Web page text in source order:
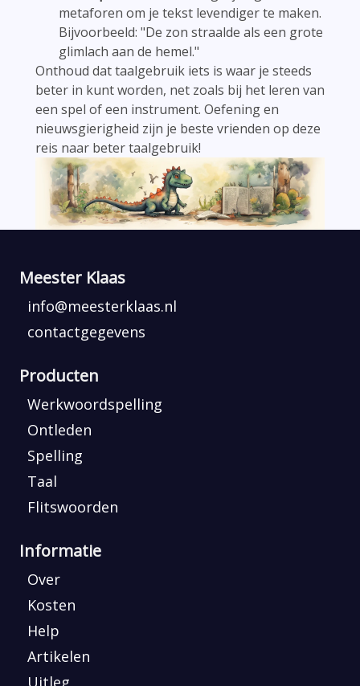
metaforen om je tekst levendiger te maken.
Bijvoorbeeld: "De zon straalde als een grote
glimlach aan de hemel."
Onthoud dat taalgebruik iets is waar je steeds
beter in kunt worden, net zoals bij het leren van
een spel of een instrument. Oefening en
nieuwsgierigheid zijn je beste vrienden op deze
reis naar beter taalgebruik!
Meester Klaas
info@meesterklaas.nl
contactgegevens
Producten
Werkwoordspelling
Ontleden
Spelling
Taal
Flitswoorden
Informatie
Over
Kosten
Help
Artikelen
Uitleg